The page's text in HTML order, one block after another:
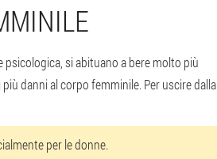
si abituano a bere molto più
danni al corpo femminile. Per uscire dalla
per le donne.